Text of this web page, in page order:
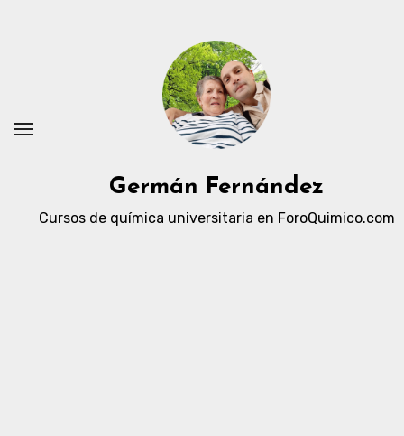
Germán Fernández
Cursos de química universitaria en ForoQuimico.com